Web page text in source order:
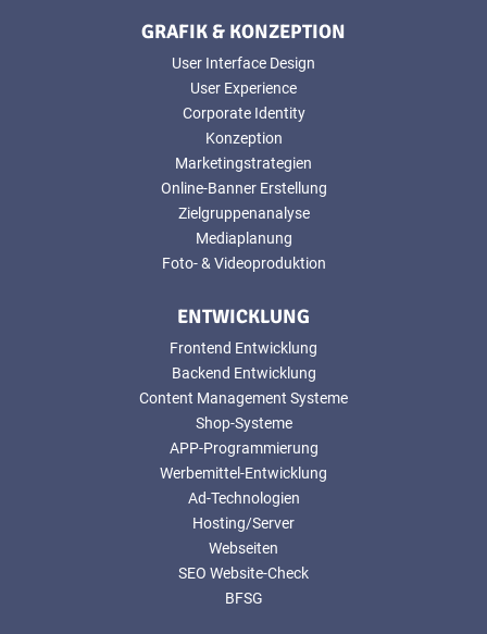
GRAFIK & KONZEPTION
User Interface Design
User Experience
Corporate Identity
Konzeption
Marketingstrategien
Online-Banner Erstellung
Zielgruppenanalyse
Mediaplanung
Foto- & Videoproduktion
ENTWICKLUNG
Frontend Entwicklung
Backend Entwicklung
Content Management Systeme
Shop-Systeme
APP-Programmierung
Werbemittel-Entwicklung
Ad-Technologien
Hosting/Server
Webseiten
SEO Website-Check
BFSG